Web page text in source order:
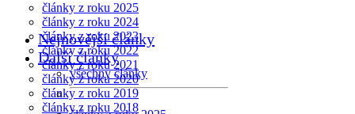
články z roku 2025
články z roku 2024
články z roku 2023
články z roku 2022
články z roku 2021
články z roku 2020
články z roku 2019
články z roku 2018
Nejnovější články
Další články
všechny články